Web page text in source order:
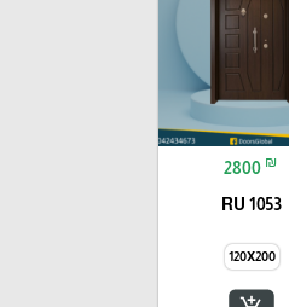
2800 ₪
RU 1053
120X200